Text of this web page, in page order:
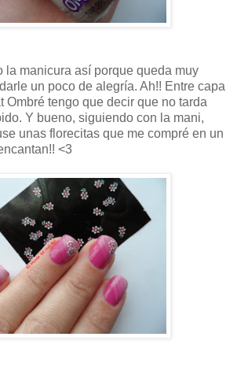
la manicura así porque queda muy
un poco de alegría. Ah!! Entre capa
Ombré tengo que decir que no tarda
Y bueno, siguiendo con la mani,
unas florecitas que me compré en un
<3